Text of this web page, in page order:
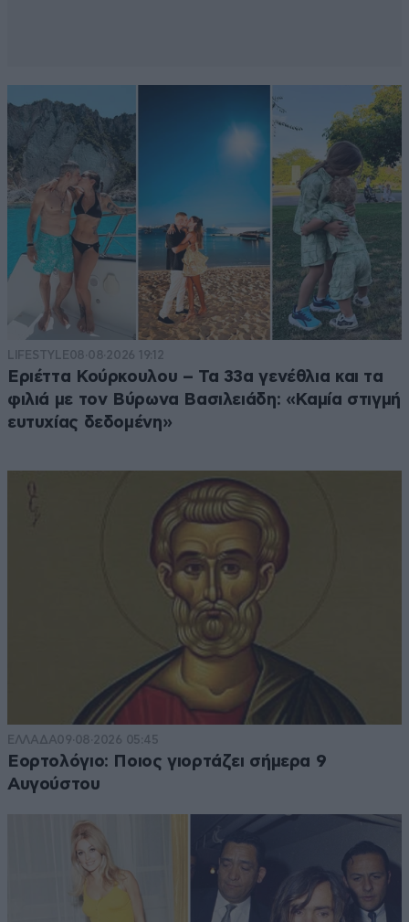
LIFESTYLE08·08·2026 19:12
Εριέττα Κούρκουλου – Τα 33α γενέθλια και τα
φιλιά με τον Βύρωνα Βασιλειάδη: «Καμία στιγμή
ευτυχίας δεδομένη»
ΕΛΛΑΔΑ09·08·2026 05:45
Εορτολόγιο: Ποιος γιορτάζει σήμερα 9
Αυγούστου